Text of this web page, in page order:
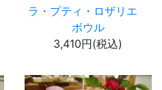
ラ・プティ・ロザリエ
ボウル
3,410円(税込)